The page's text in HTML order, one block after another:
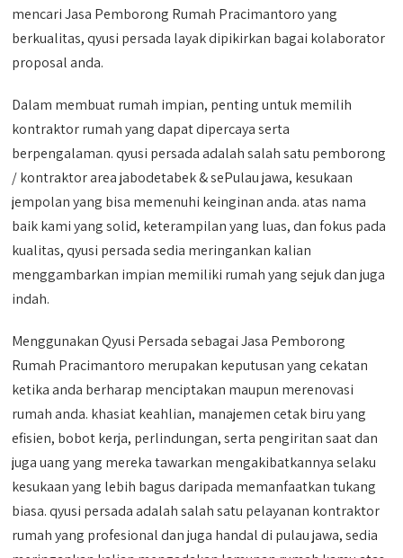
mencari Jasa Pemborong Rumah Pracimantoro yang
berkualitas, qyusi persada layak dipikirkan bagai kolaborator
proposal anda.
Dalam membuat rumah impian, penting untuk memilih
kontraktor rumah yang dapat dipercaya serta
berpengalaman. qyusi persada adalah salah satu pemborong
/ kontraktor area jabodetabek & sePulau jawa, kesukaan
jempolan yang bisa memenuhi keinginan anda. atas nama
baik kami yang solid, keterampilan yang luas, dan fokus pada
kualitas, qyusi persada sedia meringankan kalian
menggambarkan impian memiliki rumah yang sejuk dan juga
indah.
Menggunakan Qyusi Persada sebagai Jasa Pemborong
Rumah Pracimantoro merupakan keputusan yang cekatan
ketika anda berharap menciptakan maupun merenovasi
rumah anda. khasiat keahlian, manajemen cetak biru yang
efisien, bobot kerja, perlindungan, serta pengiritan saat dan
juga uang yang mereka tawarkan mengakibatkannya selaku
kesukaan yang lebih bagus daripada memanfaatkan tukang
biasa. qyusi persada adalah salah satu pelayanan kontraktor
rumah yang profesional dan juga handal di pulau jawa, sedia